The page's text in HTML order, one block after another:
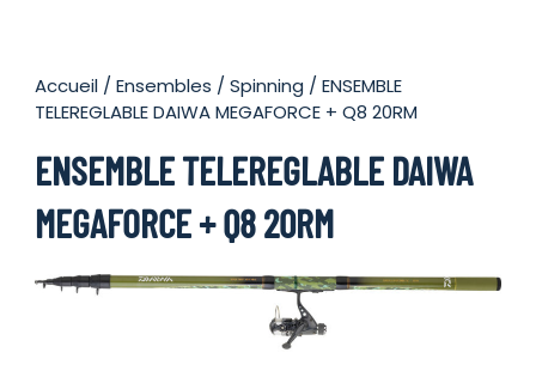
Accueil /Ensembles /Spinning / ENSEMBLE
TELEREGLABLE DAIWA MEGAFORCE + Q8 20RM
ENSEMBLE TELEREGLABLE DAIWA
MEGAFORCE + Q8 20RM